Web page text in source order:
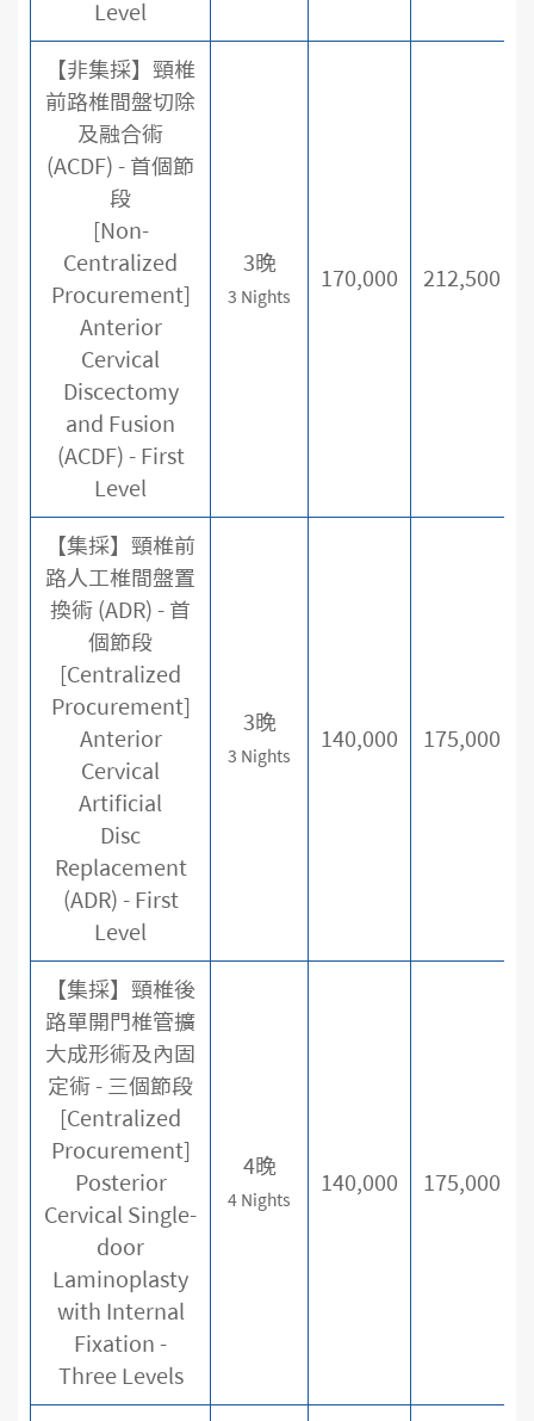
Level
【非集採】頸椎
前路椎間盤切除
及融合術
(ACDF) - 首個節
段
[Non-
Centralized
Procurement]
Anterior
Cervical
Discectomy
and Fusion
(ACDF) - First
Level
3晚
3 Nights
170,000 212,500
【集採】頸椎前
路人工椎間盤置
換術 (ADR) - 首
個節段
[Centralized
Procurement]
Anterior
Cervical
Artificial
Disc
Replacement
(ADR) - First
Level
3晚
3 Nights
140,000 175,000
【集採】頸椎後
路單開門椎管擴
大成形術及內固
定術 - 三個節段
[Centralized
Procurement]
Posterior
Cervical Single-
door
Laminoplasty
with Internal
Fixation -
Three Levels
4晚
4 Nights
140,000 175,000